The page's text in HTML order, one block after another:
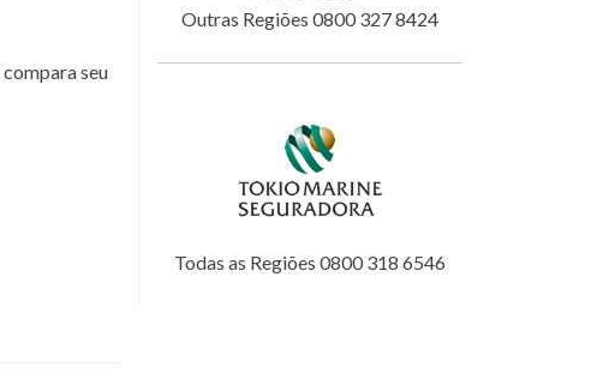
compara seu
Outras Regiões 0800 327 8424
Todas as Regiões 0800 318 6546